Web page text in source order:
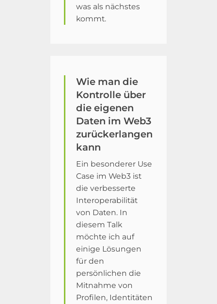
was als nächstes
kommt.
Wie man die
Kontrolle über
die eigenen
Daten im Web3
zurückerlangen
kann
Ein besonderer Use
Case im Web3 ist
die verbesserte
Interoperabilität
von Daten. In
diesem Talk
möchte ich auf
einige Lösungen
für den
persönlichen die
Mitnahme von
Profilen, Identitäten